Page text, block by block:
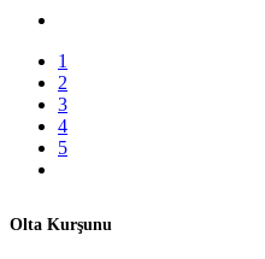
1
2
3
4
5
Olta Kurşunu